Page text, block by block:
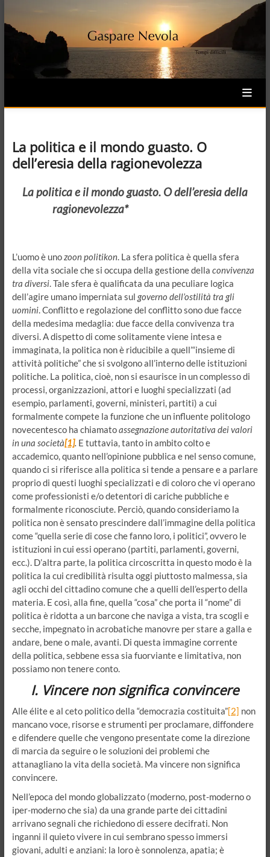
content
La politica e il mondo guasto. O
dell’eresia della ragionevolezza
La politica e il mondo guasto. O dell’eresia della
ragionevolezza*
L’uomo è unozoon politikon. La sfera politica è quella sfera
della vita sociale che si occupa della gestione della convivenza
tra diversi. Tale sfera è qualificata da una peculiare logica
dell’agire umano imperniata sul governo dell’ostilità tra gli
uomini. Conflitto e regolazione del conflitto sono due facce
della medesima medaglia: due facce della convivenza tra
diversi. A dispetto di come solitamente viene intesa e
immaginata, la politica non è riducibile a quell’“insieme di
attività politiche” che si svolgono all’interno delle istituzioni
politiche. La politica, cioè, non si esaurisce in un complesso di
processi, organizzazioni, attori e luoghi specializzati (ad
esempio, parlamenti, governi, ministeri, partiti) a cui
formalmente compete la funzione che un influente politologo
novecentesco ha chiamatoassegnazione autoritativa dei valori
in una società[1]. E tuttavia, tanto in ambito colto e
accademico, quanto nell’opinione pubblica e nel senso comune,
quando ci si riferisce alla politica si tende a pensare e a parlare
proprio di questi luoghi specializzati e di coloro che vi operano
come professionisti e/o detentori di cariche pubbliche e
formalmente riconosciute. Perciò, quando consideriamo la
politica non è sensato prescindere dall’immagine della politica
come “quella serie di cose che fanno loro, i politici”, ovvero le
istituzioni in cui essi operano (partiti, parlamenti, governi,
ecc.). D’altra parte, la politica circoscritta in questo modo è la
politica la cui credibilità risulta oggi piuttosto malmessa, sia
agli occhi del cittadino comune che a quelli dell’esperto della
materia. E così, alla fine, quella “cosa” che porta il “nome” di
politica è ridotta a un barcone che naviga a vista, tra scogli e
secche, impegnato in acrobatiche manovre per stare a galla e
andare, bene o male, avanti. Di questa immagine corrente
della politica, sebbene essa sia fuorviante e limitativa, non
possiamo non tenere conto.
I. Vincere non significa convincere
Alle élite e al ceto politico della “democrazia costituita”[2] non
mancano voce, risorse e strumenti per proclamare, diffondere
e difendere quelle che vengono presentate come la direzione
di marcia da seguire o le soluzioni dei problemi che
attanagliano la vita della società. Ma vincere non significa
convincere.
Nell’epoca del mondo globalizzato (moderno, post-moderno o
iper-moderno che sia) da una grande parte dei cittadini
arrivano segnali che richiedono di essere decifrati. Non
inganni il quieto vivere in cui sembrano spesso immersi
giovani, adulti e anziani: la loro è sonnolenza, apatia; è